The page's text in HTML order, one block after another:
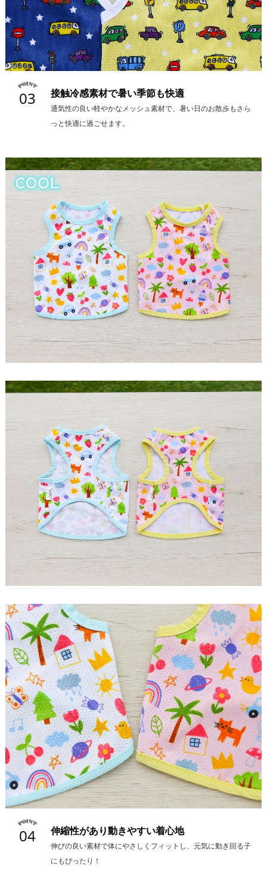
03 接触冷感素材で暑い季節も快適
通気性の良い軽やかなメッシュ素材で、暑い日のお散歩もさら
っと快適に過ごせます。
04 伸縮性があり動きやすい着心地
伸びの良い素材で体にやさしくフィットし、元気に動き回る子
にもぴったり！